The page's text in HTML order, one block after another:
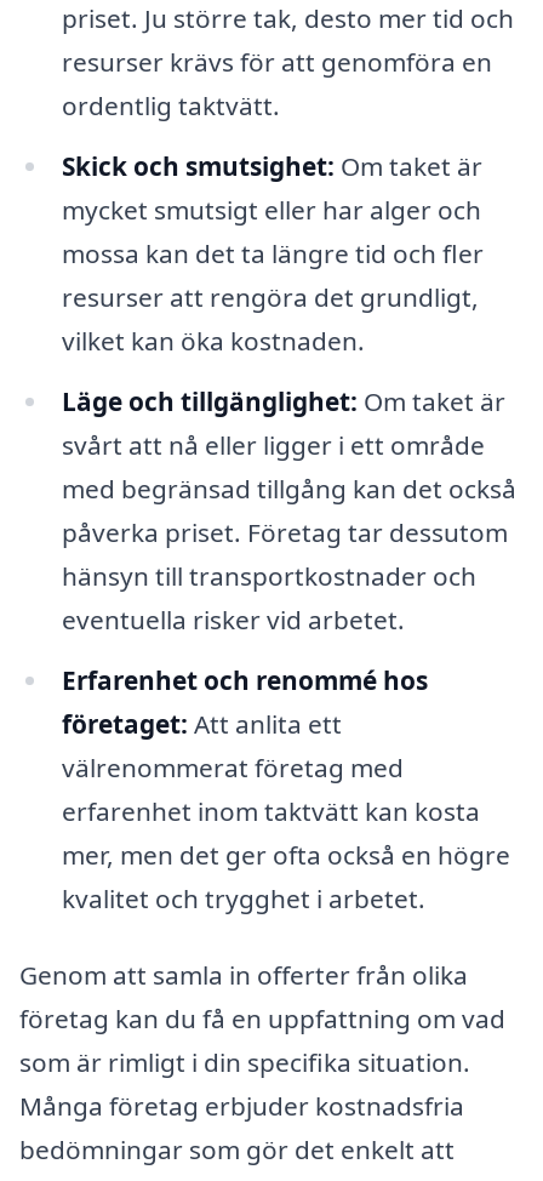
priset. Ju större tak, desto mer tid och
resurser krävs för att genomföra en
ordentlig taktvätt.
Skick och smutsighet: Om taket är
mycket smutsigt eller har alger och
mossa kan det ta längre tid och fler
resurser att rengöra det grundligt,
vilket kan öka kostnaden.
Läge och tillgänglighet: Om taket är
svårt att nå eller ligger i ett område
med begränsad tillgång kan det också
påverka priset. Företag tar dessutom
hänsyn till transportkostnader och
eventuella risker vid arbetet.
Erfarenhet och renommé hos
företaget: Att anlita ett
välrenommerat företag med
erfarenhet inom taktvätt kan kosta
mer, men det ger ofta också en högre
kvalitet och trygghet i arbetet.
Genom att samla in offerter från olika
företag kan du få en uppfattning om vad
som är rimligt i din specifika situation.
Många företag erbjuder kostnadsfria
bedömningar som gör det enkelt att